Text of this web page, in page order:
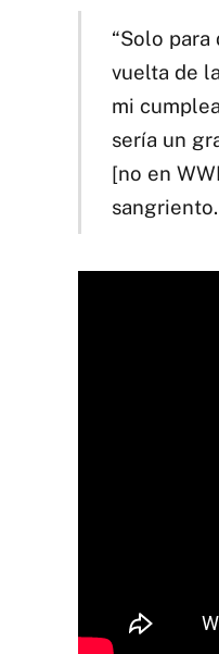
“Solo
vuelta de
mi
sería un
[no en